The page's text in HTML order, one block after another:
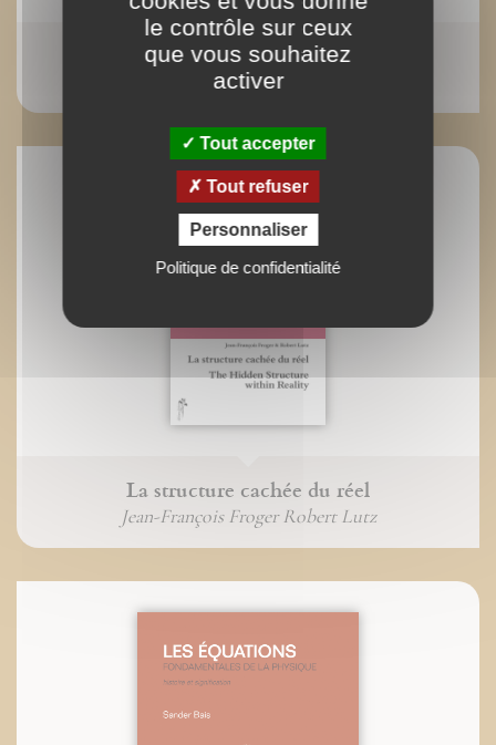
Une relativité bien particulière...
Sander Bais
La structure cachée du réel
Jean-François Froger Robert Lutz
le contrôle sur ceux
que vous souhaitez
activer
Tout accepter
Tout refuser
Personnaliser
Politique de confidentialité